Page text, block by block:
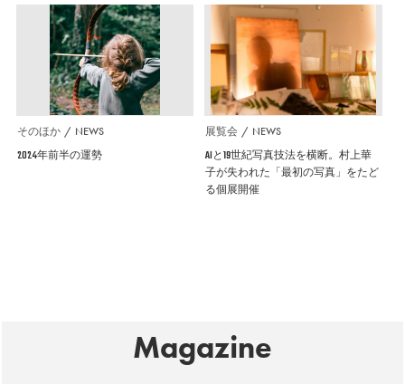
そのほか NEWS
2024年前半の運勢
展覧会 NEWS
AIと19世紀写真技法を横断。村上華
子が失われた「最初の写真」をたど
る個展開催
Magazine